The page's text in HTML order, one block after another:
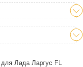
Лада Ларгус FL